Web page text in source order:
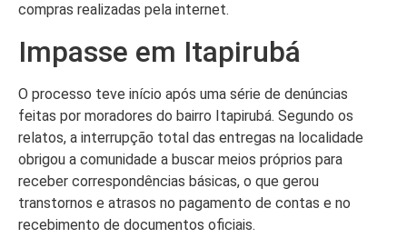
compras realizadas pela internet.
Impasse em Itapirubá
O processo teve início após uma série de denúncias
feitas por moradores do bairro Itapirubá. Segundo os
relatos, a interrupção total das entregas na localidade
obrigou a comunidade a buscar meios próprios para
receber correspondências básicas, o que gerou
transtornos e atrasos no pagamento de contas e no
recebimento de documentos oficiais.